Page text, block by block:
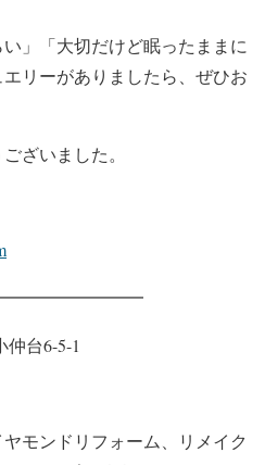
い」「大切だけど眠ったままに
リーがありましたら、ぜひお
ざいました。
台6-5-1
モンドリフォーム、リメイク